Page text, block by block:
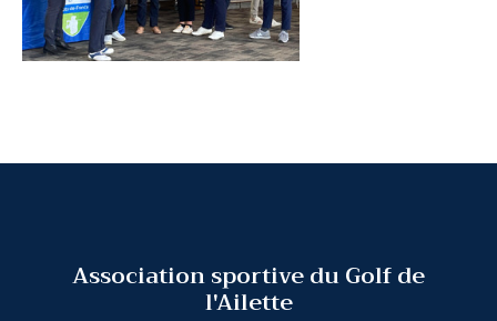
Association sportive du Golf de
l'Ailette